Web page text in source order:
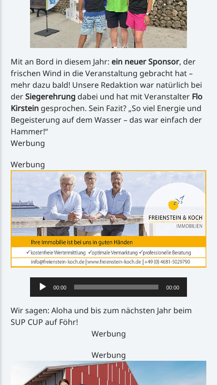
Mit an Bord in diesem Jahr: ein neuer Sponsor, der
frischen Wind in die Veranstaltung gebracht hat –
mehr dazu bald! Unsere Redaktion war natürlich bei
derSiegerehrung dabei und hat mit Veranstalter Flo
Kirstein gesprochen. Sein Fazit? „So viel Energie und
Begeisterung auf dem Wasser – das war einfach der
Hammer!“
Werbung
Werbung
Audio-
Player
00:00 00:00
Wir sagen: Aloha und bis zum nächsten Jahr beim
SUP CUP auf Föhr!
Werbung
Werbung